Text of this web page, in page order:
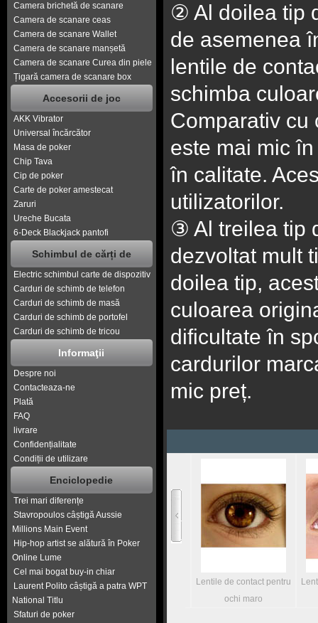
Camera brichetă de scanare
Camera de scanare ceas
Camera de scanare Wallet
Camera de scanare manșetă
Camera de scanare Curea din piele
Țigară camera de scanare box
Accesorii de joc
AKK Vibrator
Universal încărcător
Masa de poker
Chip Tava
Cip de poker
Carte de poker amestecat
Zaruri
Ureche Bucata
6-Deck Blackjack pantofi
Schimbul de cărți de
Electric schimbul carte de dispozitiv
Carduri de schimb de telefon
Carduri de schimb de masă
Carduri de schimb de portofel
Carduri de schimb de tricou
Informaţii
Despre noi
Contacteaza-ne
Plată
FAQ
livrare
Confidențialitate
Condiții de utilizare
Enciclopedie
Trei mari diferențe
Stavropoulos câștigă Aussie
Millions Main Event
Hip-hop artist se alătură în Poker
Online Lume
Cel mai bogat buy-in chiar
Laurent Polito câștigă a patra WPT
National Titlu
Sfaturi de poker
② Al doilea tip
de asemenea
lentile de
schimba
Comparativ cu
este mai mic
în calitate.
utilizatorilor.
③ Al treilea tip
dezvoltat mult
doilea tip,
culoarea
dificultate în
cardurilor
mic preț.
de contact pentru
ochi albastri
Lentile de contact pentru
Lentile de contact pentru
ochi maro